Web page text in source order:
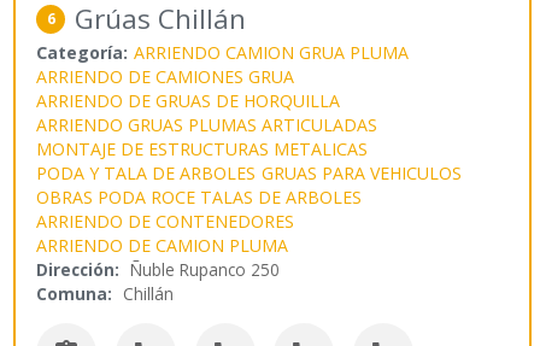
6 Grúas Chillán
Categoría: ARRIENDO CAMION GRUA PLUMA
ARRIENDO DE CAMIONES GRUA
ARRIENDO DE GRUAS DE HORQUILLA
ARRIENDO GRUAS PLUMAS ARTICULADAS
MONTAJE DE ESTRUCTURAS METALICAS
PODA Y TALA DE ARBOLES GRUAS PARA VEHICULOS
OBRAS PODA ROCE TALAS DE ARBOLES
ARRIENDO DE CONTENEDORES
ARRIENDO DE CAMION PLUMA
Dirección: Ñuble Rupanco 250
Comuna: Chillán